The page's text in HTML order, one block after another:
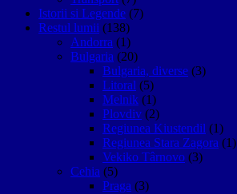
Istorii si Legende (7)
Restul lumii (138)
Andorra (1)
Bulgaria (20)
Bulgaria, diverse (3)
Litoral (5)
Melnik (1)
Plovdiv (2)
Regiunea Kiustendil (1)
Regiunea Stara Zagora (1)
Vekiko Târnovo (3)
Cehia (5)
Praga (3)